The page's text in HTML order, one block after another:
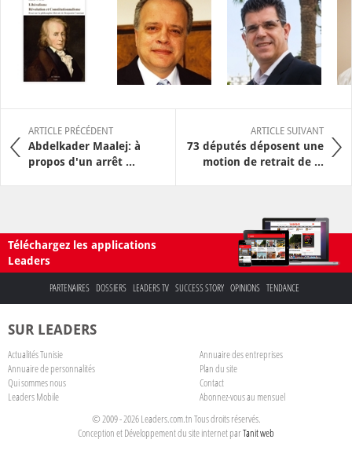
ARTICLE PRÉCÉDENT
Abdelkader Maalej: à
propos d'un arrêt ...
ARTICLE SUIVANT
73 députés déposent une
motion de retrait de ...
Téléchargez les applications
Leaders
PARTENAIRES DOSSIERS LEADERS TV SUCCESS STORY OPINIONS TENDANCE
SUR LEADERS
Actualités Tunisie
Annuaire des entreprises
Annuaire de personnalités
Plan du site
Qui sommes nous
Contact
Leaders Mobile
Abonnez-vous au mensuel
© 2009 - 2026 Leaders.com.tn Tous droits réservés.
Conception et Développement du site internet parTanit web